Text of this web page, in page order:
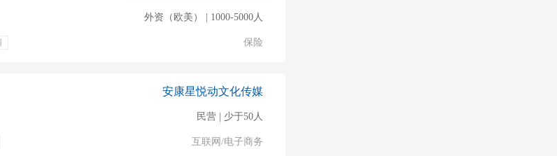
外资（欧美） | 1000-5000人
保险
安康星悦动文化传媒
民营 | 少于50人
互联网/电子商务